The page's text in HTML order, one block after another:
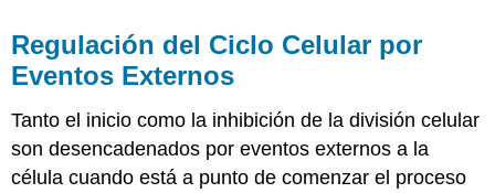
Regulación del Ciclo Celular por
Eventos Externos
Tanto el inicio como la inhibición de la división celular
son desencadenados por eventos externos a la
célula cuando está a punto de comenzar el proceso